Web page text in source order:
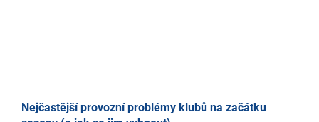
Nejčastější provozní problémy klubů na začátku